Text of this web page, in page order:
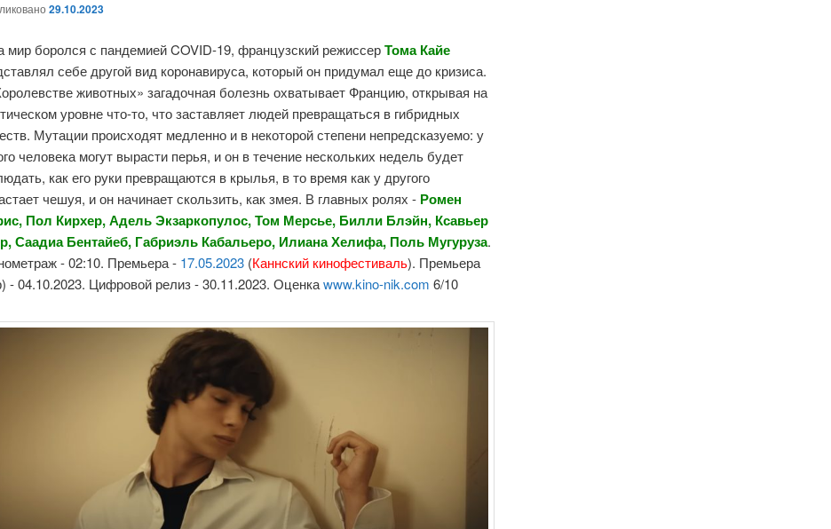
29.10.2023
мир боролся с пандемией COVID-19, французский режиссерТома Кайе
себе другой вид коронавируса, который он придумал еще до кризиса.
животных» загадочная болезнь охватывает Францию, открывая на
уровне что-то, что заставляет людей превращаться в гибридных
Мутации происходят медленно и в некоторой степени непредсказуемо: у
человека могут вырасти перья, и он в течение нескольких недель будет
как его руки превращаются в крылья, в то время как у другого
чешуя, и он начинает скользить, как змея. В главных ролях - Ромен
, Пол Кирхер,Адель Экзаркопулос,Том Мерсье, Билли Блэйн, Ксавьер
,Саадиа Бентайеб, Габриэль Кабальеро, Илиана Хелифа, Поль Мугуруза.
- 02:10. Премьера - 17.05.2023 (Каннский кинофестиваль). Премьера
- 04.10.2023. Цифровой релиз - 30.11.2023. Оценкаwww.kino-nik.com 6/10